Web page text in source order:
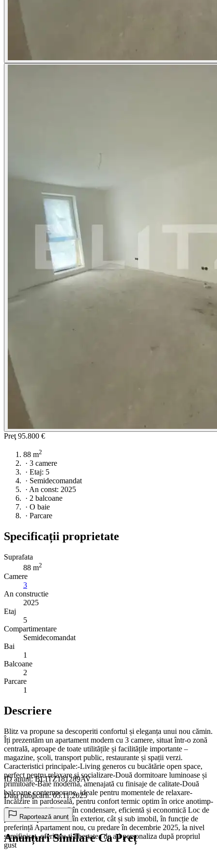
Preţ 95.800 €
88 m2
· 3 camere
· Etaj: 5
· Semidecomandat
· An const: 2025
· 2 balcoane
· O baie
· Parcare
Specificații proprietate
Suprafata
88 m2
Camere
3
An constructie
2025
Etaj
5
Compartimentare
Semidecomandat
Bai
1
Balcoane
2
Parcare
1
Descriere
Blitz va propune sa descoperiti confortul și eleganța unui nou cămin.
Îți prezentăm un apartament modern cu 3 camere, situat într-o zonă
centrală, aproape de toate utilitățile și facilitățile importante –
magazine, școli, transport public, restaurante și spații verzi.
Caracteristici principale:-Living generos cu bucătărie open space,
perfect pentru relaxare și socializare-Două dormitoare luminoase și
primitoare-Baie modernă, amenajată cu finisaje de calitate-Două
balcoane contemporane, ideale pentru momentele de relaxare-
Încălzire în pardoseală, pentru confort termic optim în orice anotimp-
Centrală termică nouă în condensare, eficientă și economică Loc de
parcare disponibil atât în exterior, cât și sub imobil, în funcție de
preferință Apartament nou, cu predare în decembrie 2025, la nivel
semifinisat, oferindu-ți libertatea de a-l personaliza după propriul
gust
ID anunț: BLITZ181289AV
Data publicării: 05.11.2025
Raportează anunț
Anunțuri Similare Ca Preț